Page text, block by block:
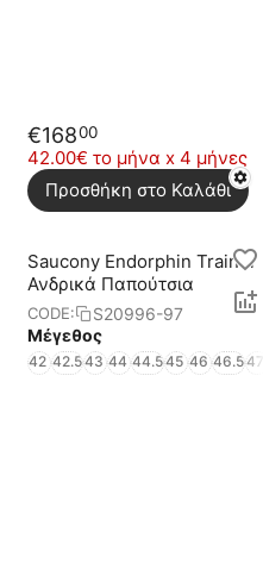
€16800
42.00€ το μήνα x 4 μήνες
Προσθήκη στο Καλάθι
Saucony Endorphin Trainer
Ανδρικά Παπούτσια
CODE:
S20996-97
Μέγεθος
42 42.543 44 44.545 46 46.547